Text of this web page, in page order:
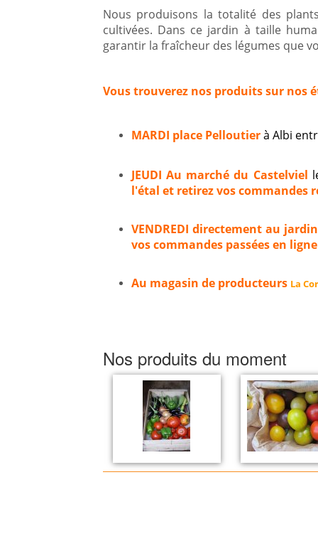
Nous produisons la totalité des
cultivées. Dans ce jardin à taille
garantir la fraîcheur des légumes que
Vous trouverez nos produits sur nos
MARDI place Pelloutierà Albi
JEUDI Au marché du Castelviel
l'étal et retirez vos commandes
VENDREDI directement au
vos commandes passées en ligne
Au magasin de producteurs La
Nos produits du moment